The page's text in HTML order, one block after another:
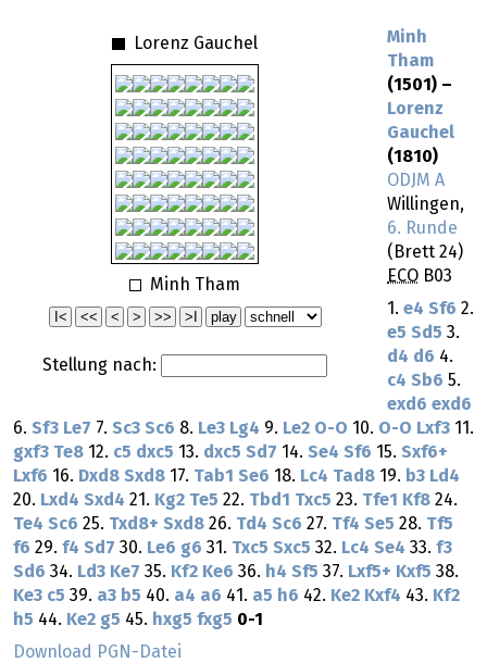
Lorenz Gauchel
Minh Tham
Stellung nach:
Minh
Tham
(1501) –
Lorenz
Gauchel
(1810)
ODJM A
Willingen,
6. Runde
(Brett 24)
ECO B03
1. e4 Sf6 2.
e5 Sd5 3.
d4 d6 4.
c4 Sb6 5.
exd6 exd6
6. Sf3 Le7 7. Sc3 Sc6 8. Le3 Lg4 9. Le2 O-O 10. O-O Lxf3 11.
gxf3 Te8 12. c5 dxc5 13. dxc5 Sd7 14. Se4 Sf6 15. Sxf6+
Lxf6 16. Dxd8 Sxd8 17. Tab1 Se6 18. Lc4 Tad8 19. b3 Ld4
20. Lxd4 Sxd4 21. Kg2 Te5 22. Tbd1 Txc5 23. Tfe1 Kf8 24.
Te4 Sc6 25. Txd8+ Sxd8 26. Td4 Sc6 27. Tf4 Se5 28. Tf5
f6 29. f4 Sd7 30. Le6 g6 31. Txc5 Sxc5 32. Lc4 Se4 33. f3
Sd6 34. Ld3 Ke7 35. Kf2 Ke6 36. h4 Sf5 37. Lxf5+ Kxf5 38.
Ke3 c5 39. a3 b5 40. a4 a6 41. a5 h6 42. Ke2 Kxf4 43. Kf2
h5 44. Ke2 g5 45. hxg5 fxg5 0-1
Download PGN-Datei